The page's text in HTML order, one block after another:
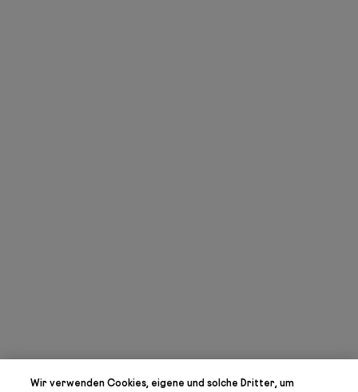
Wir verwenden Cookies, eigene und solche Dritter, um